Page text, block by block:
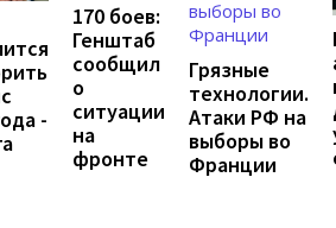
-
170 боев:
Генштаб
сообщил
о
ситуации
на
фронте
Грязные
технологии.
Атаки РФ на
выборы во
Франции